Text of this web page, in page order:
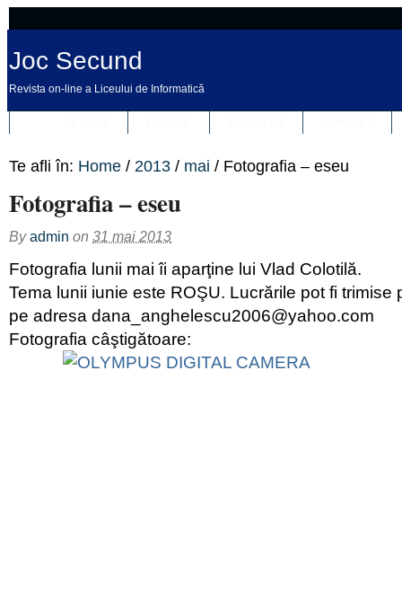
Joc Secund
Revista on-line a Liceului de Informatică
Te afli în: Home / 2013 / mai / Fotografia – eseu
Fotografia – eseu
Byadmin on 31 mai 2013
Fotografia lunii mai îi aparţine lui Vlad Colotilă.
Tema lunii iunie este ROŞU. Lucrările pot fi trimise
pe adresa dana_anghelescu2006@yahoo.com
Fotografia câştigătoare: